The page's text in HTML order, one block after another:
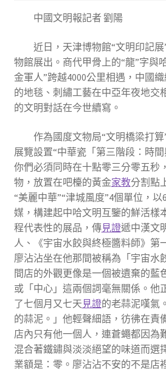
中國文明報記者 劉陽
近日，天津博物館“文明印記
物館展出。商代甲骨上的“龍”字與
金軍人”跨越4000公里相遇，中國
的地毯、刺繡工藝在中亞年夜地交
的文明對話在今世續寫。
作為國度文物局“文明橋梁打
展覽設置“中華瓷「第三階段：時
你們必須同時在十點零三分零五秒
物，放置在吧檯的黃金家教分割點
“美麗中華”“津城風度”4個單位，
媒，構建起中哈文明互鑒的鮮活樣
程代表性的展品，傳見證遞中漢文
人、《宇宙水餃與終極醬料師》第
廖沾沾坐在他那間被稱為「宇宙水
間店的外觀更像是一個被遺棄的藍
或「中心」這兩個詞毫無關係。他
了七個月又七天 見證的老蒜泥嘆氣
的蒜泥。」他輕聲細語，彷彿在責
店內只有他一個人，連蒼蠅都因為
混合著鐵鏽與淡淡絕望的味道而選
業額是：零。廖沾沾不安的不是店